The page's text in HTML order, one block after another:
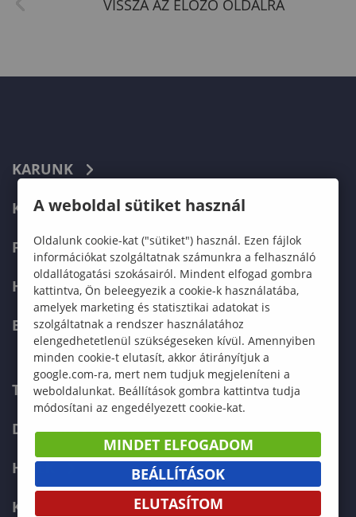
KARUNK
KÉPZÉSEK
FELVÉTELIZŐKNEK
HALLGATÓKNAK
ERASMUS+
TELEFONKÖNYV
DOKUMENTUMOK
HÍREK
KAPCSOLAT
A weboldal sütiket használ
Oldalunk cookie-kat ("sütiket") használ. Ezen fájlok
információkat szolgáltatnak számunkra a felhasználó
oldallátogatási szokásairól. Mindent elfogad gombra
kattintva, Ön beleegyezik a cookie-k használatába,
amelyek marketing és statisztikai adatokat is
szolgáltatnak a rendszer használatához
elengedhetetlenül szükségeseken kívül. Amennyiben
minden cookie-t elutasít, akkor átirányítjuk a
google.com-ra, mert nem tudjuk megjeleníteni a
weboldalunkat. Beállítások gombra kattintva tudja
módosítani az engedélyezett cookie-kat.
MINDET ELFOGADOM
BEÁLLÍTÁSOK
ELUTASÍTOM